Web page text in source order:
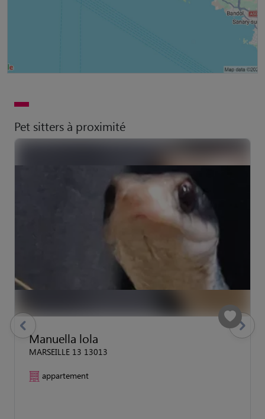
Pet sitters à proximité
Manuella lola
MARSEILLE 13 13013
appartement
previous Suivant